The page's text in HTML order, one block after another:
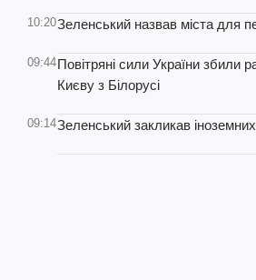
10:20Зеленський назвав міста для
09:44Повітряні сили України збили
Києву з Білорусі
09:14Зеленський закликав